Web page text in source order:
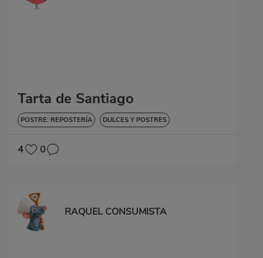
Tarta de Santiago
POSTRE: REPOSTERÍA DULCES Y POSTRES
4 0
RAQUEL CONSUMISTA